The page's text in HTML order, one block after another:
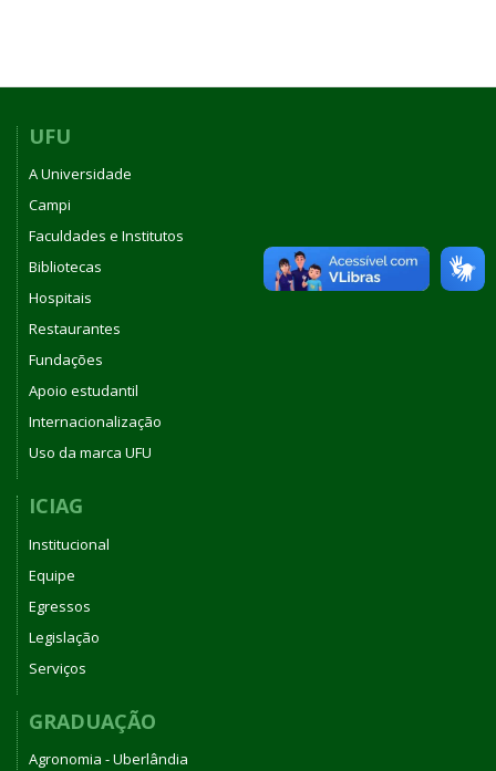
UFU
A Universidade
Campi
Faculdades e Institutos
Bibliotecas
Hospitais
Restaurantes
Fundações
Apoio estudantil
Internacionalização
Uso da marca UFU
ICIAG
Institucional
Equipe
Egressos
Legislação
Serviços
GRADUAÇÃO
Agronomia - Uberlândia